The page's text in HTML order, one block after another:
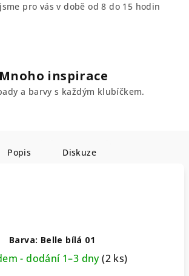
pro vás v době od 8 do 15 hodin
Mnoho inspirace
a barvy s každým klubíčkem.
Popis Diskuze
Barva: Belle bílá 01
- dodání 1–3 dny(2 ks)